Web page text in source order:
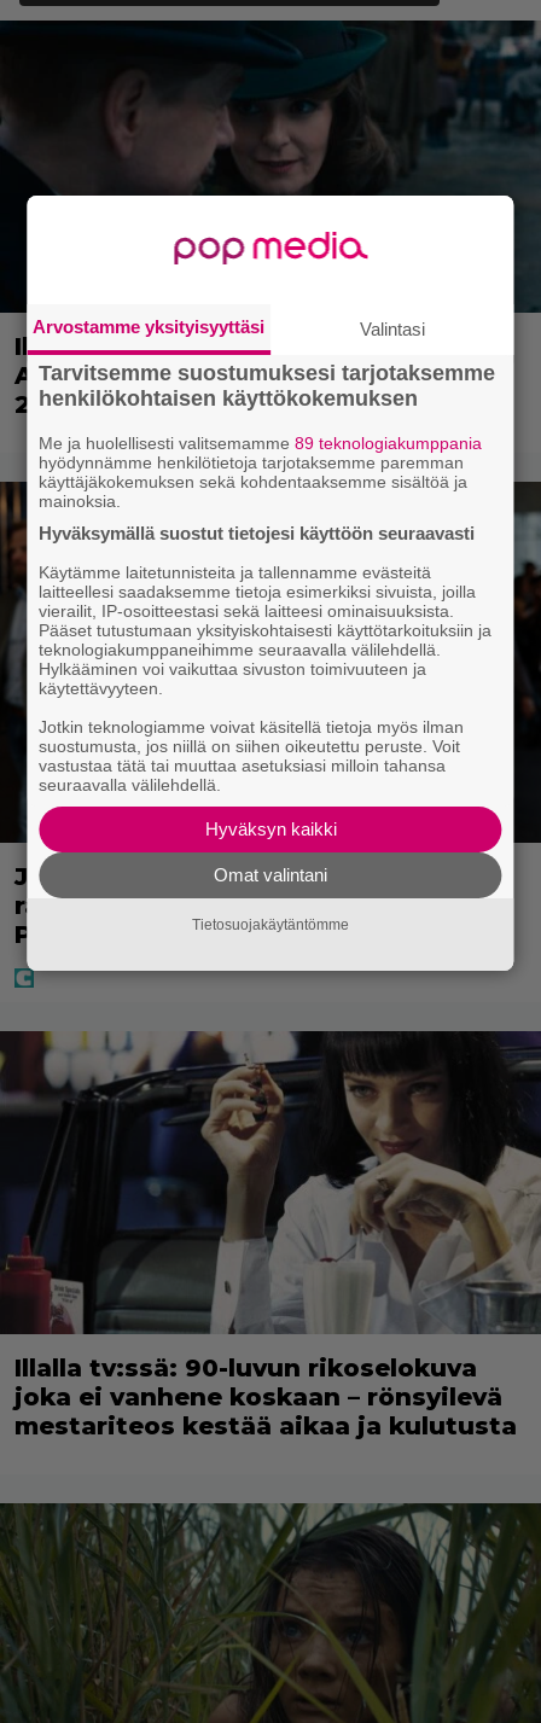
Illalla tv:ssä: Perinteinen dekkari
Agatha Christien hengessä – vuoden
2023 leffa tarjoaa murhamysteerin
Janne Katajan Krista-vaimon
raskausvatsa viimeisillään – pusut
Puuhaparkissa
Illalla tv:ssä: 90-luvun rikoselokuva
joka ei vanhene koskaan – rönsyilevä
mestariteos kestää aikaa ja kulutusta
Arvostamme yksityisyyttäsi Valintasi
Tarvitsemme suostumuksesi tarjotaksemme
henkilökohtaisen käyttökokemuksen
Me ja huolellisesti valitsemamme89 teknologiakumppania
hyödynnämme henkilötietoja tarjotaksemme paremman
käyttäjäkokemuksen sekä kohdentaaksemme sisältöä ja
mainoksia.
Hyväksymällä suostut tietojesi käyttöön seuraavasti
Käytämme laitetunnisteita ja tallennamme evästeitä
laitteellesi saadaksemme tietoja esimerkiksi sivuista, joilla
vierailit, IP-osoitteestasi sekä laitteesi ominaisuuksista.
Pääset tutustumaan yksityiskohtaisesti käyttötarkoituksiin ja
teknologiakumppaneihimme seuraavalla välilehdellä.
Hylkääminen voi vaikuttaa sivuston toimivuuteen ja
käytettävyyteen.
Jotkin teknologiamme voivat käsitellä tietoja myös ilman
suostumusta, jos niillä on siihen oikeutettu peruste. Voit
vastustaa tätä tai muuttaa asetuksiasi milloin tahansa
seuraavalla välilehdellä.
Hyväksyn kaikki
Omat valintani
Tietosuojakäytäntömme